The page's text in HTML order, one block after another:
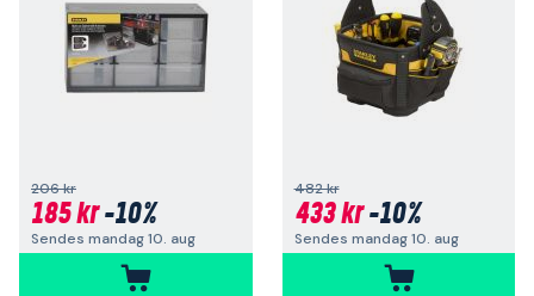
206 kr
185 kr-10%
Sendes mandag 10. aug
482 kr
433 kr-10%
Sendes mandag 10. aug